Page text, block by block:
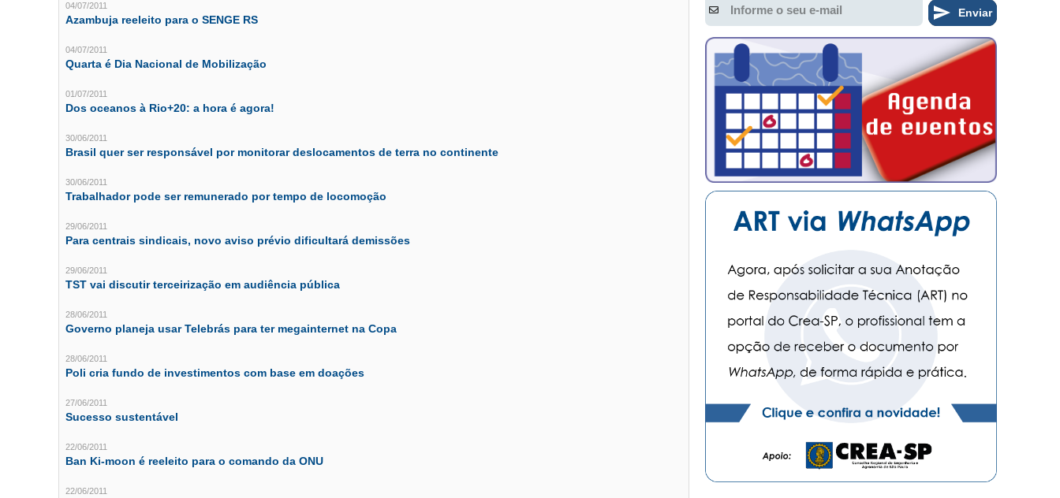
04/07/2011
Azambuja reeleito para o SENGE RS
04/07/2011
Quarta é Dia Nacional de Mobilização
01/07/2011
Dos oceanos à Rio+20: a hora é agora!
30/06/2011
Brasil quer ser responsável por monitorar deslocamentos de terra no continente
30/06/2011
Trabalhador pode ser remunerado por tempo de locomoção
29/06/2011
Para centrais sindicais, novo aviso prévio dificultará demissões
29/06/2011
TST vai discutir terceirização em audiência pública
28/06/2011
Governo planeja usar Telebrás para ter megainternet na Copa
28/06/2011
Poli cria fundo de investimentos com base em doações
27/06/2011
Sucesso sustentável
22/06/2011
Ban Ki-moon é reeleito para o comando da ONU
22/06/2011
Enviar